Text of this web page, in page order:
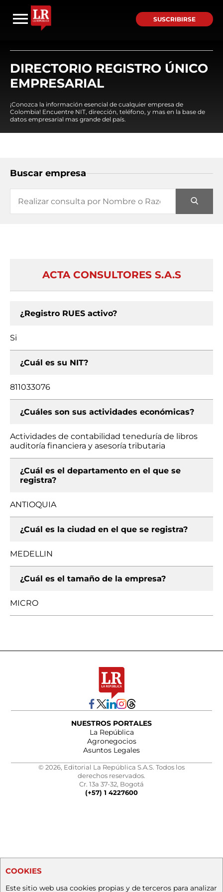
SUSCRIBIRSE
DIRECTORIO REGISTRO ÚNICO
EMPRESARIAL
¡Conozca la información esencial de cualquier empresa de
Colombia! Encuentre NIT, dirección, teléfono, y mas en la base de
datos empresarial mas grande del país.
Buscar empresa
ACTA CONSULTORES S.A.S
¿Registro RUES activo?
Si
¿Cuál es su NIT?
811033076
¿Cuáles son sus actividades económicas?
Actividades de contabilidad teneduría de libros
auditoría financiera y asesoría tributaria
¿Cuál es el departamento en el que se
registra?
ANTIOQUIA
¿Cuál es la ciudad en el que se registra?
MEDELLIN
¿Cuál es el tamaño de la empresa?
MICRO
NUESTROS PORTALES
La República
Agronegocios
Asuntos Legales
© 2026, Editorial La República S.A.S. Todos los
derechos reservados.
Cr. 13a 37-32, Bogotá
(+57) 1 4227600
COOKIES
Este sitio web usa cookies propias y de terceros para analizar